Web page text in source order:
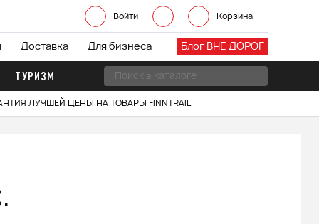
Войти Корзина
Блог ВНЕ ДОРОГ
Доставка Для бизнеса
ТУРИЗМ
ЛУЧШЕЙ ЦЕНЫ НА ТОВАРЫ FINNTRAIL